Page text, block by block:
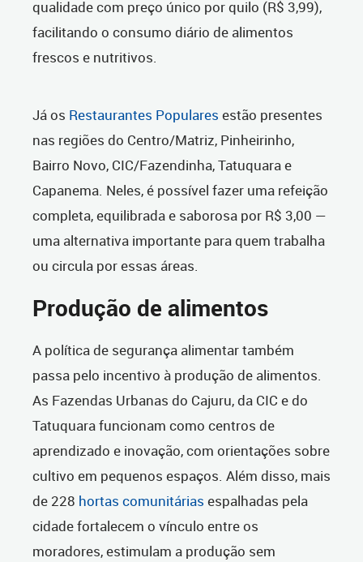
qualidade com preço único por quilo (R$ 3,99),
facilitando o consumo diário de alimentos
frescos e nutritivos.
Já os Restaurantes Populares estão presentes
nas regiões do Centro/Matriz, Pinheirinho,
Bairro Novo, CIC/Fazendinha, Tatuquara e
Capanema. Neles, é possível fazer uma refeição
completa, equilibrada e saborosa por R$ 3,00 —
uma alternativa importante para quem trabalha
ou circula por essas áreas.
Produção de alimentos
A política de segurança alimentar também
passa pelo incentivo à produção de alimentos.
As Fazendas Urbanas do Cajuru, da CIC e do
Tatuquara funcionam como centros de
aprendizado e inovação, com orientações sobre
cultivo em pequenos espaços. Além disso, mais
de 228 hortas comunitárias espalhadas pela
cidade fortalecem o vínculo entre os
moradores, estimulam a produção sem